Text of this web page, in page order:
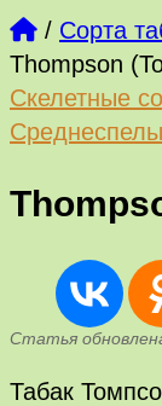
/ Сорта
Thompson
Скелетные
Статья
Табак